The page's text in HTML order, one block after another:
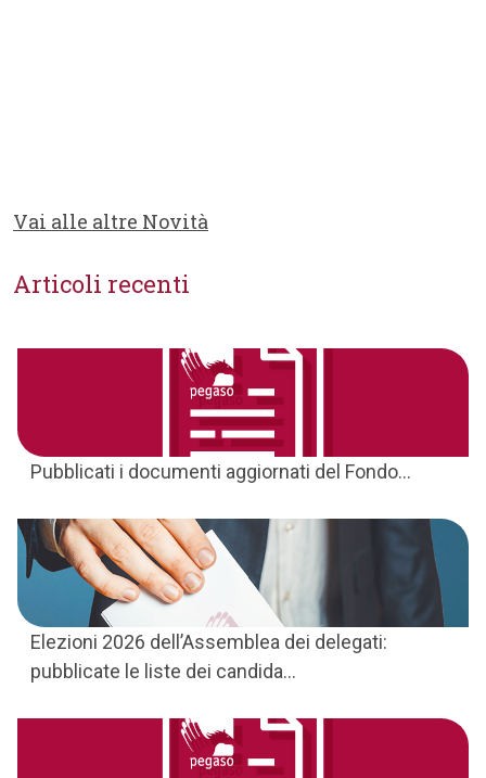
Vai alle altre Novità
Articoli recenti
Pubblicati i documenti aggiornati del Fondo...
Elezioni 2026 dell’Assemblea dei delegati:
pubblicate le liste dei candida...